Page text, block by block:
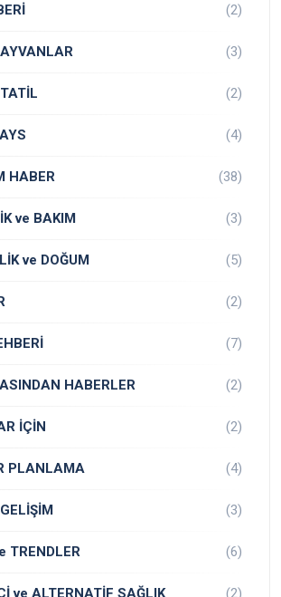
(2)
(3)
(2)
(4)
HABER (38)
ve BAKIM (3)
ve DOĞUM (5)
(2)
(7)
HABERLER (2)
İÇİN (2)
PLANLAMA (4)
(3)
TRENDLER (6)
ve ALTERNATİF SAĞLIK (2)